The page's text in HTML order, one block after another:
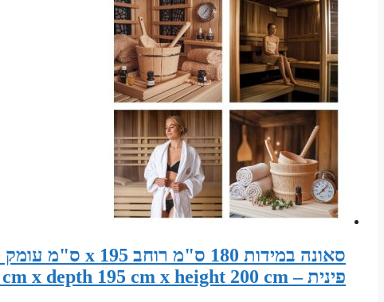
פינית – Sauna width 180 cm x depth 195 cm x height 200 cm